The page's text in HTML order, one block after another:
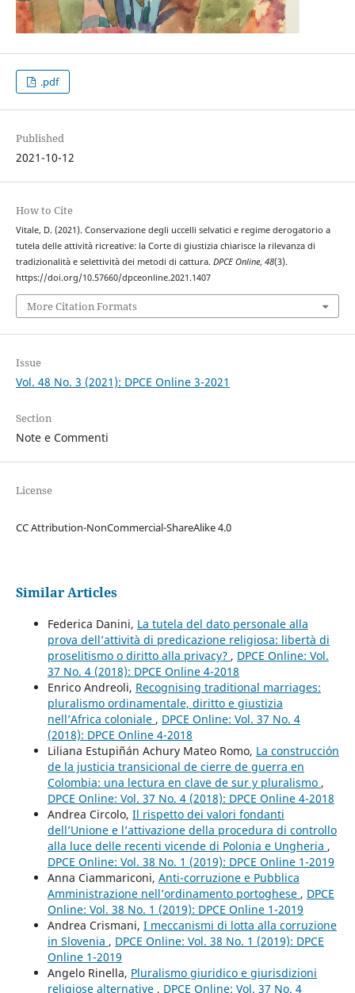
.pdf
Published
2021-10-12
How to Cite
Vitale, D. (2021). Conservazione degli uccelli selvatici e regime derogatorio a
tutela delle attività ricreative: la Corte di giustizia chiarisce la rilevanza di
tradizionalità e selettività dei metodi di cattura. DPCE Online, 48(3).
https://doi.org/10.57660/dpceonline.2021.1407
More Citation Formats
Issue
Vol. 48 No. 3 (2021): DPCE Online 3-2021
Section
Note e Commenti
License
CC Attribution-NonCommercial-ShareAlike 4.0
Similar Articles
Federica Danini, La tutela del dato personale alla
prova dell’attività di predicazione religiosa: libertà di
proselitismo o diritto alla privacy? , DPCE Online: Vol.
37 No. 4 (2018): DPCE Online 4-2018
Enrico Andreoli, Recognising traditional marriages:
pluralismo ordinamentale, diritto e giustizia
nell’Africa coloniale , DPCE Online: Vol. 37 No. 4
(2018): DPCE Online 4-2018
Liliana Estupiñán Achury Mateo Romo, La construcción
de la justicia transicional de cierre de guerra en
Colombia: una lectura en clave de sur y pluralismo ,
DPCE Online: Vol. 37 No. 4 (2018): DPCE Online 4-2018
Andrea Circolo, Il rispetto dei valori fondanti
dell’Unione e l’attivazione della procedura di controllo
alla luce delle recenti vicende di Polonia e Ungheria ,
DPCE Online: Vol. 38 No. 1 (2019): DPCE Online 1-2019
Anna Ciammariconi, Anti-corruzione e Pubblica
Amministrazione nell’ordinamento portoghese , DPCE
Online: Vol. 38 No. 1 (2019): DPCE Online 1-2019
Andrea Crismani, I meccanismi di lotta alla corruzione
in Slovenia , DPCE Online: Vol. 38 No. 1 (2019): DPCE
Online 1-2019
Angelo Rinella, Pluralismo giuridico e giurisdizioni
religiose alternative , DPCE Online: Vol. 37 No. 4